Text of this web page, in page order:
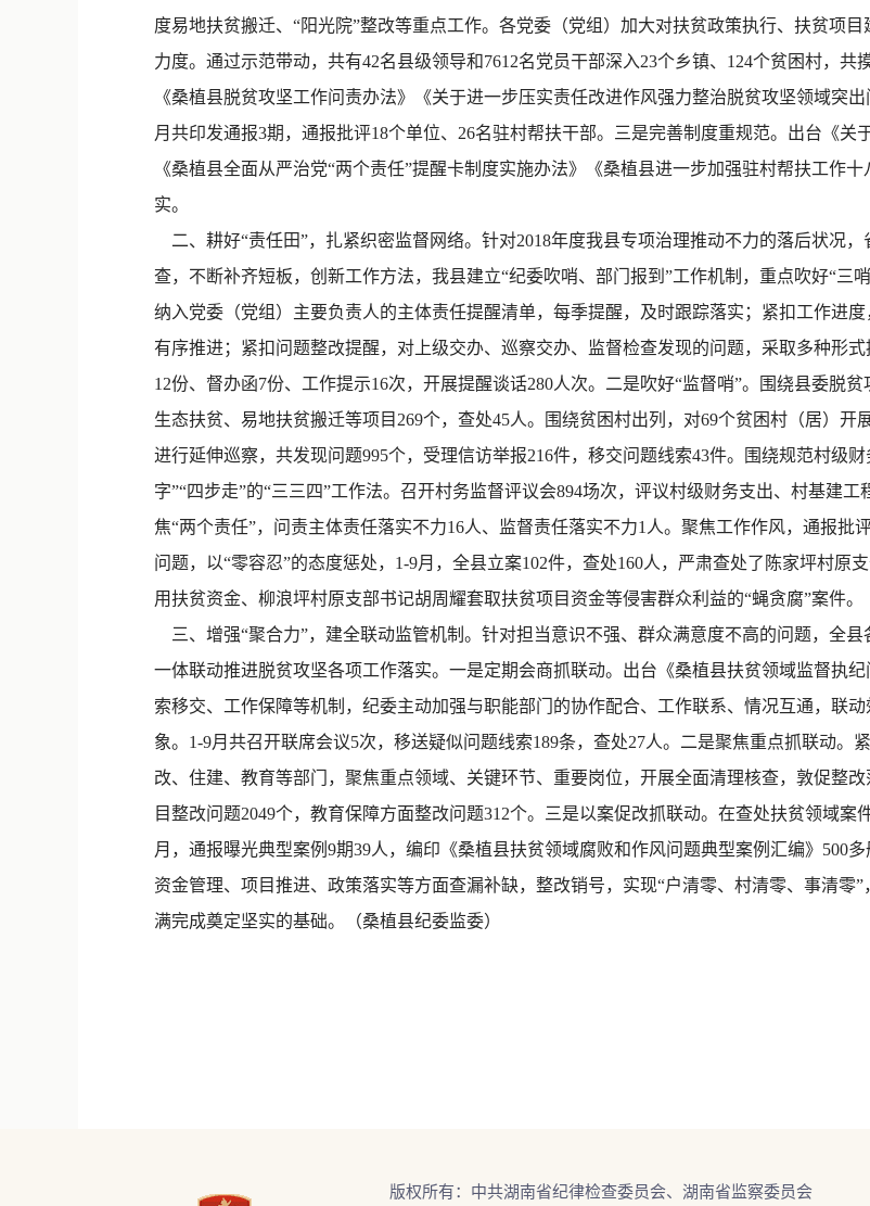
度易地扶贫搬迁、“阳光院”整改等重点工作。各党委（党组）加大对扶贫政策执行、扶贫项
力度。通过示范带动，共有42名县级领导和7612名党员干部深入23个乡镇、124个贫困村，
《桑植县脱贫攻坚工作问责办法》《关于进一步压实责任改进作风强力整治脱贫攻坚领域突
月共印发通报3期，通报批评18个单位、26名驻村帮扶干部。三是完善制度重规范。出台《关
《桑植县全面从严治党“两个责任”提醒卡制度实施办法》《桑植县进一步加强驻村帮扶工作
实。
二、耕好“责任田”，扎紧织密监督网络。针对2018年度我县专项治理推动不力的落后状况
查，不断补齐短板，创新工作方法，我县建立“纪委吹哨、部门报到”工作机制，重点吹好“三
纳入党委（党组）主要负责人的主体责任提醒清单，每季提醒，及时跟踪落实；紧扣工作进
有序推进；紧扣问题整改提醒，对上级交办、巡察交办、监督检查发现的问题，采取多种形
12份、督办函7份、工作提示16次，开展提醒谈话280人次。二是吹好“监督哨”。围绕县委脱
生态扶贫、易地扶贫搬迁等项目269个，查处45人。围绕贫困村出列，对69个贫困村（居）开
进行延伸巡察，共发现问题995个，受理信访举报216件，移交问题线索43件。围绕规范村级
字”“四步走”的“三三四”工作法。召开村务监督评议会894场次，评议村级财务支出、村基建
焦“两个责任”，问责主体责任落实不力16人、监督责任落实不力1人。聚焦工作作风，通报批
问题，以“零容忍”的态度惩处，1-9月，全县立案102件，查处160人，严肃查处了陈家坪村原
用扶贫资金、柳浪坪村原支部书记胡周耀套取扶贫项目资金等侵害群众利益的“蝇贪腐”案件。
三、增强“聚合力”，建全联动监管机制。针对担当意识不强、群众满意度不高的问题，全县
一体联动推进脱贫攻坚各项工作落实。一是定期会商抓联动。出台《桑植县扶贫领域监督执
索移交、工作保障等机制，纪委主动加强与职能部门的协作配合、工作联系、情况互通，联
象。1-9月共召开联席会议5次，移送疑似问题线索189条，查处27人。二是聚焦重点抓联动。
改、住建、教育等部门，聚焦重点领域、关键环节、重要岗位，开展全面清理核查，敦促整
目整改问题2049个，教育保障方面整改问题312个。三是以案促改抓联动。在查处扶贫领域
月，通报曝光典型案例9期39人，编印《桑植县扶贫领域腐败和作风问题典型案例汇编》500
资金管理、项目推进、政策落实等方面查漏补缺，整改销号，实现“户清零、村清零、事清零
满完成奠定坚实的基础。（桑植县纪委监委）
版权所有：中共湖南省纪律检查委员会、湖南省监察委员会